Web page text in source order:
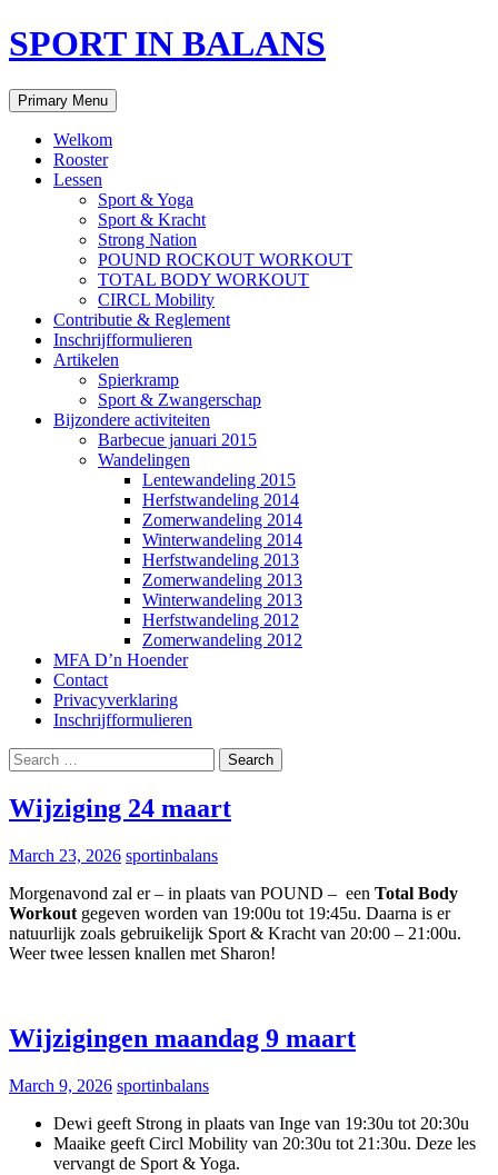
Skip
to
SPORT IN BALANS
Search
Primary Menu
Welkom
Rooster
Lessen
Sport & Yoga
Sport & Kracht
Strong Nation
POUND ROCKOUT WORKOUT
TOTAL BODY WORKOUT
CIRCL Mobility
Contributie & Reglement
Inschrijfformulieren
Artikelen
Spierkramp
Sport & Zwangerschap
Bijzondere activiteiten
Barbecue januari 2015
Wandelingen
Lentewandeling 2015
Herfstwandeling 2014
Zomerwandeling 2014
Winterwandeling 2014
Herfstwandeling 2013
Zomerwandeling 2013
Winterwandeling 2013
Herfstwandeling 2012
Zomerwandeling 2012
MFA D’n Hoender
Contact
Privacyverklaring
Inschrijfformulieren
Search
for:
Wijziging 24 maart
March 23, 2026 sportinbalans
Morgenavond zal er – in plaats van POUND – een Total Body
Workout gegeven worden van 19:00u tot 19:45u. Daarna is er
natuurlijk zoals gebruikelijk Sport & Kracht van 20:00 – 21:00u.
Weer twee lessen knallen met Sharon!
Wijzigingen maandag 9 maart
March 9, 2026 sportinbalans
Dewi geeft Strong in plaats van Inge van 19:30u tot 20:30u
Maaike geeft Circl Mobility van 20:30u tot 21:30u. Deze les
vervangt de Sport & Yoga.